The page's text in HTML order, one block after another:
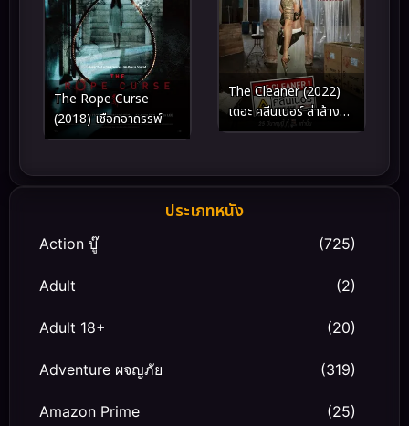
The Rope Curse
(2018) เชือกอาถรรพ์
The Cleaner (2022)
เดอะ คลีนเนอร์ ล่าล้าง
บาป
ประเภทหนัง
Action บู๊ (725)
Adult (2)
Adult 18+ (20)
Adventure ผจญภัย (319)
Amazon Prime (25)